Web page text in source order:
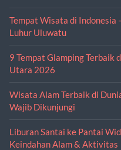
Tempat Wisata di Indonesia
Luhur Uluwatu
9 Tempat Glamping Terbaik
Utara 2026
Wisata Alam Terbaik di
Wajib Dikunjungi
Liburan Santai ke Pantai
Keindahan Alam & Aktivitas